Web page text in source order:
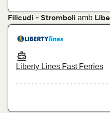
Filicudi - Stromboli amb
Liberty Lines Fast Ferries